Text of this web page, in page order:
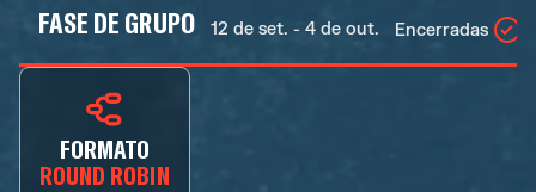
FASE DE GRUPO 12 de set. - 4 de out. Encerradas
FORMATO
ROUND ROBIN